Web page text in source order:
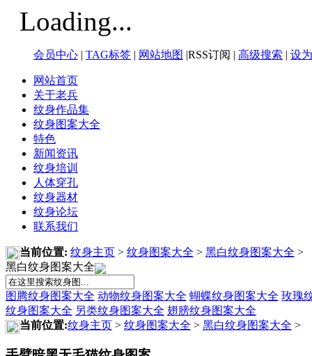
Loading...
会员中心 | TAG标签 | 网站地图 |RSS订阅 | 高级搜索 | 设
网站首页
关于老兵
纹身作品集
纹身图案大全
特色
新闻资讯
纹身培训
人体穿孔
纹身器材
纹身论坛
联系我们
当前位置: 纹身主页 > 纹身图案大全 > 黑白纹身图案大全 >
黑白纹身图案大全
图腾纹身图案大全 动物纹身图案大全 蝴蝶纹身图案大全 玫瑰
纹身图案大全 另类纹身图案大全 翅膀纹身图案大全
当前位置:纹身主页 > 纹身图案大全 > 黑白纹身图案大全 >